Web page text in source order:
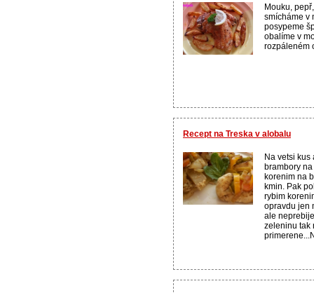
Mouku,
smícháme v
posypeme
obalíme v
rozpáleném
Recept na Treska v alobalu
Na vetsi
brambory
korenim na
kmin. Pak
rybim
opravdu jen
ale
zeleninu tak